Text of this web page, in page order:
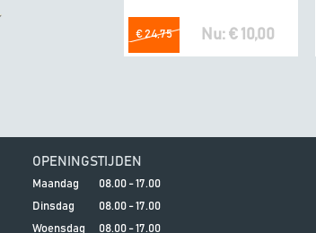
€ 24,75 Nu: € 10,00
OPENINGSTIJDEN
Maandag
08.00 - 17.00
Dinsdag
08.00 - 17.00
Woensdag
08.00 - 17.00